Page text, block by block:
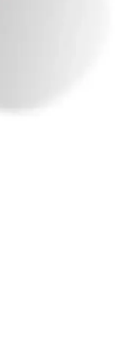
malzemeleri ve
uygun, dış mekanda
sağlayan ideal bir spor
Analizi ve
tenisi toplarının
üzerine kapsamlı